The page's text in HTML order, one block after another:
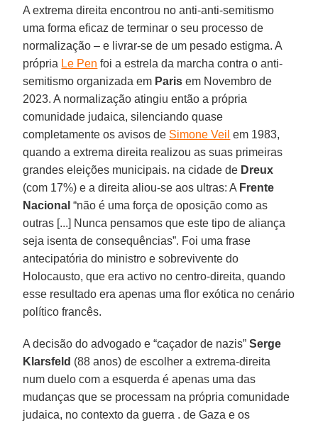
A extrema direita encontrou no anti-anti-semitismo
uma forma eficaz de terminar o seu processo de
normalização – e livrar-se de um pesado estigma. A
própria Le Pen foi a estrela da marcha contra o anti-
semitismo organizada em Paris em Novembro de
2023. A normalização atingiu então a própria
comunidade judaica, silenciando quase
completamente os avisos de Simone Veil em 1983,
quando a extrema direita realizou as suas primeiras
grandes eleições municipais. na cidade de Dreux
(com 17%) e a direita aliou-se aos ultras: A Frente
Nacional “não é uma força de oposição como as
outras [...] Nunca pensamos que este tipo de aliança
seja isenta de consequências”. Foi uma frase
antecipatória do ministro e sobrevivente do
Holocausto, que era activo no centro-direita, quando
esse resultado era apenas uma flor exótica no cenário
político francês.
A decisão do advogado e “caçador de nazis”Serge
Klarsfeld (88 anos) de escolher a extrema-direita
num duelo com a esquerda é apenas uma das
mudanças que se processam na própria comunidade
judaica, no contexto da guerra . de Gaza e os